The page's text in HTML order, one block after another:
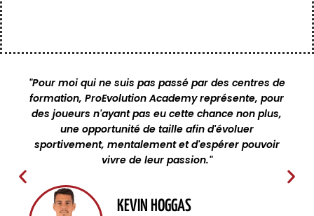
"Pour moi qui ne suis pas passé par des centres de
formation, ProEvolution Academy représente, pour
des joueurs n'ayant pas eu cette chance non plus,
une opportunité de taille afin d'évoluer
sportivement, mentalement et d'espérer pouvoir
vivre de leur passion."
KEVIN HOGGAS